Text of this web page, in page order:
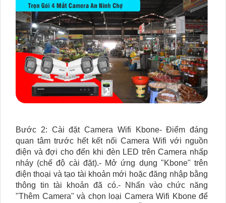
Bước 2: Cài đặt Camera Wifi Kbone- Điểm đáng
quan tâm trước hết kết nối Camera Wifi với nguồn
điện và đợi cho đến khi đèn LED trên Camera nhấp
nháy (chế độ cài đặt).- Mở ứng dụng "Kbone" trên
điện thoại và tạo tài khoản mới hoặc đăng nhập bằng
thông tin tài khoản đã có.- Nhấn vào chức năng
"Thêm Camera" và chọn loại Camera Wifi Kbone để